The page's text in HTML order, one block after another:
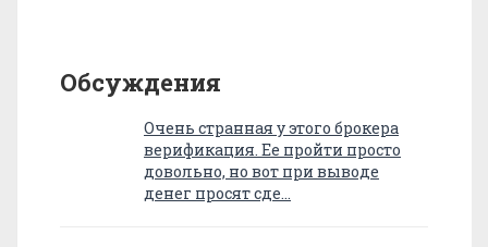
Обсуждения
Очень странная у этого брокера
верификация. Ее пройти просто
довольно, но вот при выводе
денег просят сде…